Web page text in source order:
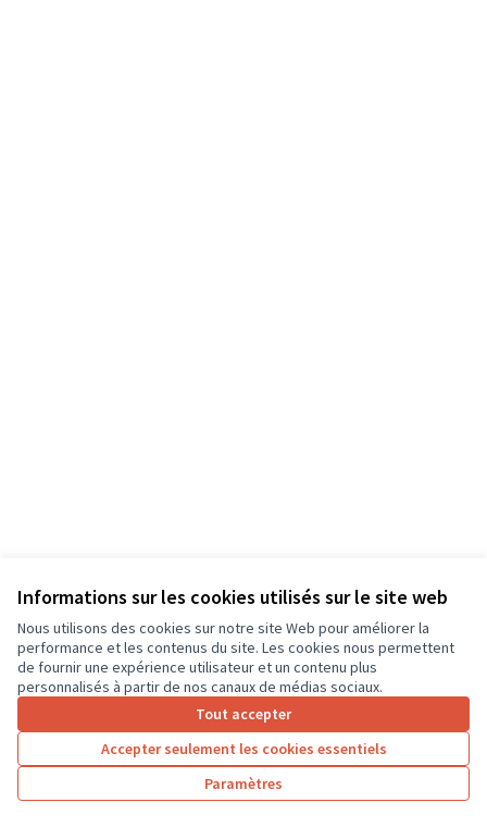
Informations sur les cookies utilisés sur le site web
Nous utilisons des cookies sur notre site Web pour améliorer la
performance et les contenus du site. Les cookies nous permettent
de fournir une expérience utilisateur et un contenu plus
personnalisés à partir de nos canaux de médias sociaux.
Tout accepter
Accepter seulement les cookies essentiels
Paramètres
Conditions d'utilisation
Paramètres des cookies
CD37 sur X
(Lien externe)
CD37 sur Facebook
CD37 sur Instagram
CD37 sur YouTube
(Lien externe)
Site réalisé grâce aulogiciel libre Decidim .
Licence
(Lien